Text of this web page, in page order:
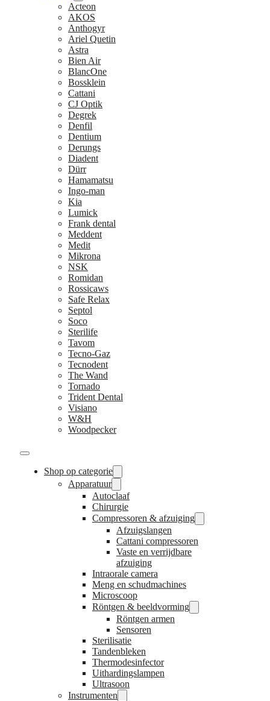
Acteon
AKOS
Anthogyr
Ariel Quetin
Astra
Bien Air
BlancOne
Bossklein
Cattani
CJ Optik
Degrek
Denfil
Dentium
Derungs
Diadent
Dürr
Hamamatsu
Ingo-man
Kia
Lumick
Frank dental
Meddent
Medit
Mikrona
NSK
Romidan
Rossicaws
Safe Relax
Septol
Soco
Sterilife
Tavom
Tecno-Gaz
Tecnodent
The Wand
Tornado
Trident Dental
Visiano
W&H
Woodpecker
Shop op categorie
Apparatuur
Autoclaaf
Chirurgie
Compressoren & afzuiging
Afzuigslangen
Cattani compressoren
Vaste en verrijdbare
afzuiging
Intraorale camera
Meng en schudmachines
Microscoop
Röntgen & beeldvorming
Röntgen armen
Sensoren
Sterilisatie
Tandenbleken
Thermodesinfector
Uithardingslampen
Ultrasoon
Instrumenten